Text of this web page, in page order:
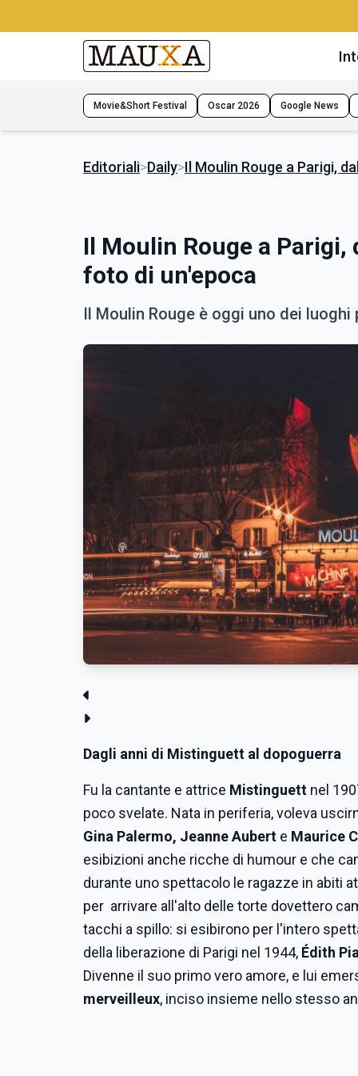
Movie&Short Festival Oscar 2026 Google News
Editoriali>Daily>Il Moulin Rouge a Parigi,
Il Moulin Rouge a
foto di un'epoca
Il Moulin Rouge è oggi uno dei
Dagli anni di Mistinguett al dopoguerra
Fu la cantante e attrice Mistinguett nel
poco svelate. Nata in periferia, voleva
Gina Palermo, Jeanne Aubert e Maurice
esibizioni anche ricche di humour e che
durante uno spettacolo le ragazze in abiti
per arrivare all'alto delle torte dovettero
tacchi a spillo: si esibirono per l'intero
della liberazione di Parigi nel 1944, Édith
Divenne il suo primo vero amore, e lui
merveilleux, inciso insieme nello stesso